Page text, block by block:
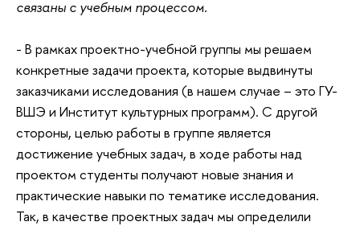
связаны с учебным процессом.
- В рамках проектно-учебной группы мы решаем
конкретные задачи проекта, которые выдвинуты
заказчиками исследования (в нашем случае – это ГУ-
ВШЭ и Институт культурных программ). С другой
стороны, целью работы в группе является
достижение учебных задач, в ходе работы над
проектом студенты получают новые знания и
практические навыки по тематике исследования.
Так, в качестве проектных задач мы определили